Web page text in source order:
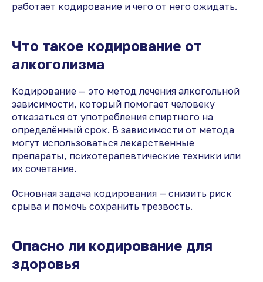
работает кодирование и чего от него ожидать.
Что такое кодирование от
алкоголизма
Кодирование — это метод лечения алкогольной
зависимости, который помогает человеку
отказаться от употребления спиртного на
определённый срок. В зависимости от метода
могут использоваться лекарственные
препараты, психотерапевтические техники или
их сочетание.
Основная задача кодирования — снизить риск
срыва и помочь сохранить трезвость.
Опасно ли кодирование для
здоровья